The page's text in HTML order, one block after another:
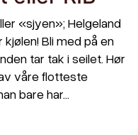
«sjyen»; Helgeland
Bli med på en
tar tak i seilet. Hør
våre flotteste
bare har…